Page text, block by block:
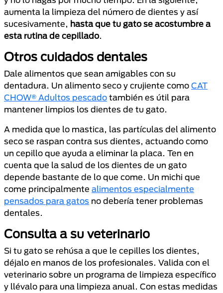
aumenta la limpieza del número de dientes y así
sucesivamente, hasta que tu gato se acostumbre a
esta rutina de cepillado.
Otros cuidados dentales
Dale alimentos que sean amigables con su
dentadura. Un alimento seco y crujiente como CAT
CHOW® Adultos pescado también es útil para
mantener limpios los dientes de tu gato.
A medida que lo mastica, las partículas del alimento
seco se raspan contra sus dientes, actuando como
un cepillo que ayuda a eliminar la placa. Ten en
cuenta que la salud de los dientes de un gato
depende bastante de lo que come. Un michi que
come principalmente alimentos especialmente
pensados para gatos no debería tener problemas
dentales.
Consulta a su veterinario
Si tu gato se rehúsa a que le cepilles los dientes,
déjalo en manos de los profesionales. Valida con el
veterinario sobre un programa de limpieza específico
y llévalo para una limpieza anual. Con estas medidas